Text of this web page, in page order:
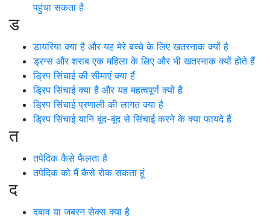
पहुंचा सकता है
ड
डायरिया क्या है और यह मेरे बच्चे के लिए खतरनाक क्यों है
ड्रग्स और शराब एक महिला के लिए और भी खतरनाक क्यों होते हैं
ड्रिप सिंचाई की सीमाएं क्या हैं
ड्रिप सिंचाई क्या है और यह महत्वपूर्ण क्यों है
ड्रिप सिंचाई प्रणाली की लागत क्या है
ड्रिप सिंचाई यानि बूंद-बूंद से सिंचाई करने के क्या फायदे हैं
त
तपेदिक कैसे फैलता है
तपेदिक को मैं कैसे रोक सकता हूं
द
दबाव या जबरन सेक्स क्या है